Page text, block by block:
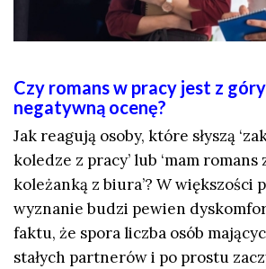
Czy romans w pracy jest z
negatywną ocenę?
Jak reagują osoby, które słyszą
koledze z pracy’ lub ‘mam romans
koleżanką z biura’? W większości
wyznanie budzi pewien
faktu, że spora liczba osób
stałych partnerów i po prostu